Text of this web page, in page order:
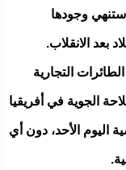
وجودها
بعد الانقلاب.
التجارية
الجوية في أفريقيا
اليوم الأحد، دون أي